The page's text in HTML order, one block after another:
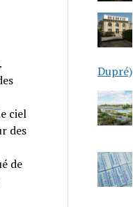
ciel
des
de
Dupré)